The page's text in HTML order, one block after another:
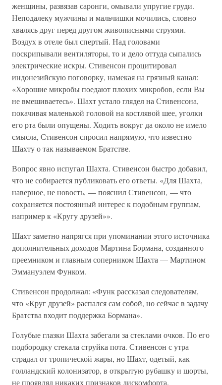
женщины, развязав саронги, омывали упругие груди.
Неподалеку мужчины и мальчишки мочились, словно
хвалясь друг перед другом живописными струями.
Воздух в отеле был спертый. Над головами
поскрипывали вентиляторы, то и дело оттуда сыпались
электрические искры. Стивенсон процитировал
индонезийскую поговорку, намекая на грязный канал:
«Хорошие микробы поедают плохих микробов, если Вы
не вмешиваетесь». Шахт устало глядел на Стивенсона,
покачивая маленькой головой на костлявой шее, уголки
его рта были опущены. Ходить вокруг да около не имело
смысла, Стивенсон спросил напрямую, что известно
Шахту о так называемом Братстве.
Вопрос явно испугал Шахта. Стивенсон быстро добавил,
что не собирается публиковать его ответы. «Для Шахта,
наверное, не новость, — пояснил Стивенсон, — что
сохраняется постоянный интерес к подобным группам,
например к «Кругу друзей»».
Шахт заметно напрягся при упоминании этого источника
дополнительных доходов Мартина Бормана, созданного
преемником и главным соперником Шахта — Мартином
Эммануэлем Функом.
Стивенсон продолжал: «Функ рассказал следователям,
что «Круг друзей» распался сам собой, но сейчас в задачу
Братства входит поддержка Бормана».
Голубые глазки Шахта забегали за стеклами очков. По его
подбородку стекала струйка пота. Стивенсон с утра
страдал от тропической жары, но Шахт, одетый, как
голландский колонизатор, в открытую рубашку и шорты,
не проявлял никаких признаков дискомфорта.